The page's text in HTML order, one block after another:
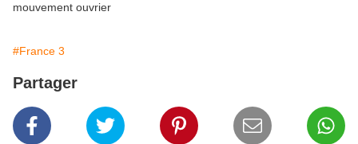
mouvement ouvrier
#France 3
Partager